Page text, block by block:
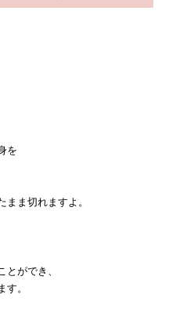
を
ま切れますよ。
ができ、
。